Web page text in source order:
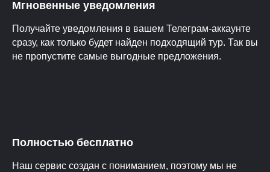
Мгновенные уведомления
Получайте уведомления в вашем Телеграм-аккаунте
сразу, как только будет найден подходящий тур. Так вы
не пропустите самые выгодные предложения.
Полностью бесплатно
Наш сервис создан с пониманием, поэтому мы не